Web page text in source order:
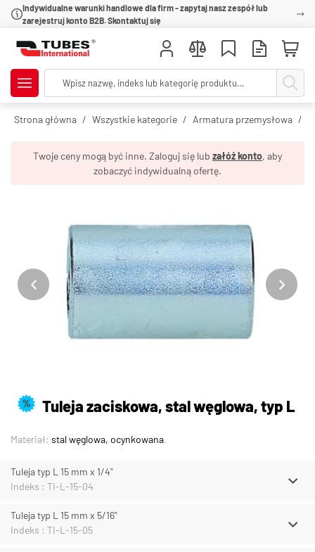
Indywidualne warunki handlowe dla firm - zapytaj nasz zespół lub
zarejestruj konto B2B. Skontaktuj się
Strona główna Wszystkie kategorie Armatura przemysłowa
Twoje ceny mogą być inne. Zaloguj się lub załóż konto, aby
zobaczyć indywidualną ofertę.
% Tuleja zaciskowa, stal węglowa, typ L
Materiał: stal węglowa, ocynkowana.
Tuleja typ L 15 mm x 1/4"
Indeks : TI-L-15-04
Tuleja typ L 15 mm x 5/16"
Indeks : TI-L-15-05